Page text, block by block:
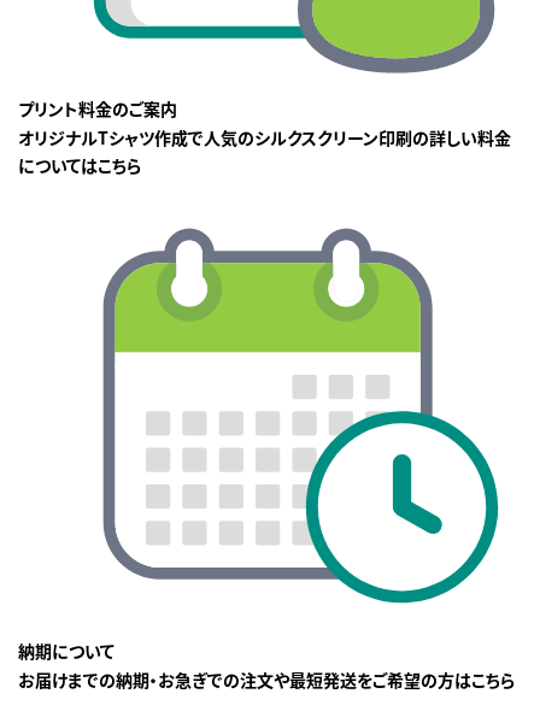
プリント料金のご案内
オリジナルTシャツ作成で人気のシルクスクリーン印刷の詳しい料金
についてはこちら
納期について
お届けまでの納期・お急ぎでの注文や最短発送をご希望の方はこちら